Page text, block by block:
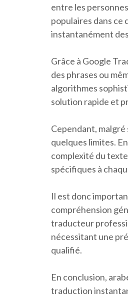
entre les
populaires dans ce
instantanément
Grâce à Google
des phrases ou
algorithmes
solution rapide et
Cependant,
quelques limites.
complexité du
spécifiques à
Il est donc
compréhension
traducteur
nécessitant une
qualifié.
En conclusion,
traduction